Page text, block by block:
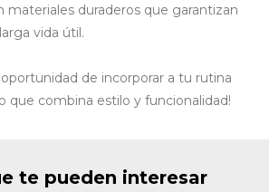
materiales duraderos que garantizan
vida útil.
de incorporar a tu rutina
que combina estilo y funcionalidad!
te pueden interesar